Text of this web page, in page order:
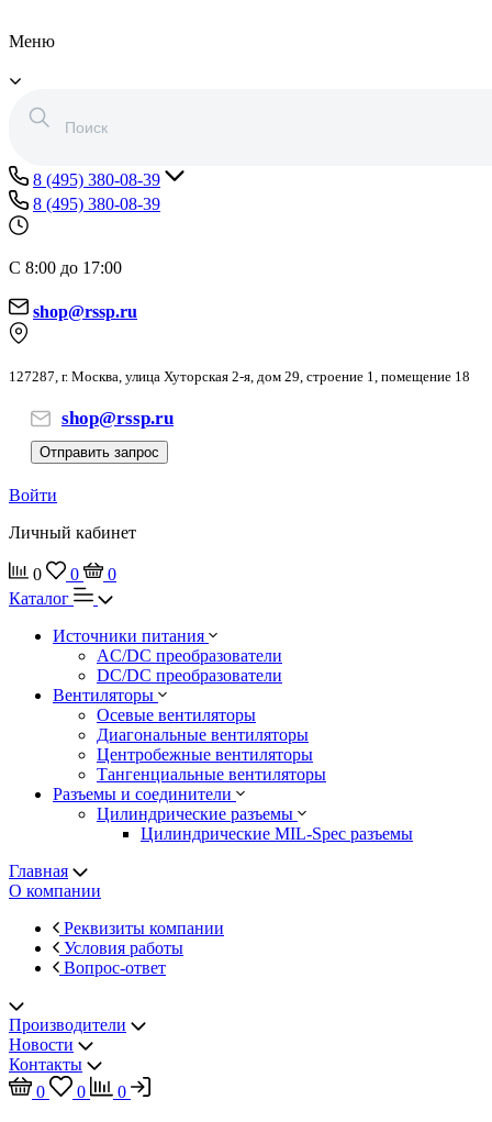
Меню
8 (495) 380-08-39
8 (495) 380-08-39
С 8:00 до 17:00
shop@rssp.ru
127287, г. Москва, улица Хуторская 2-я, дом 29, строение 1, помещение 18
shop@rssp.ru
Отправить запрос
Войти
Личный кабинет
0 0
0
Каталог
Источники питания
AC/DC преобразователи
DC/DC преобразователи
Вентиляторы
Осевые вентиляторы
Диагональные вентиляторы
Центробежные вентиляторы
Тангенциальные вентиляторы
Разъемы и соединители
Цилиндрические разъемы
Цилиндрические MIL-Spec разъемы
Главная
О компании
Реквизиты компании
Условия работы
Вопрос-ответ
Производители
Новости
Контакты
0
0
0